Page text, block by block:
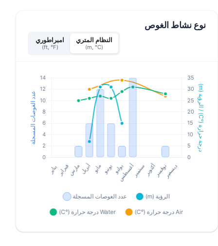
نوع نشاط الغوص
النظام المتري
(m, °C)
امبراطوري
(ft, °F)